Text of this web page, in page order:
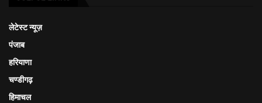
लेटेस्ट न्यूज़
पंजाब
हरियाणा
चण्डीगढ़
हिमाचल